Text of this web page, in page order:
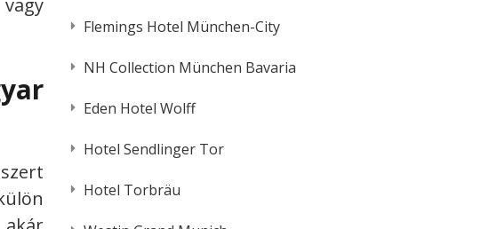
Flemings Hotel München-City
NH Collection München Bavaria
Eden Hotel Wolff
Hotel Sendlinger Tor
Hotel Torbräu